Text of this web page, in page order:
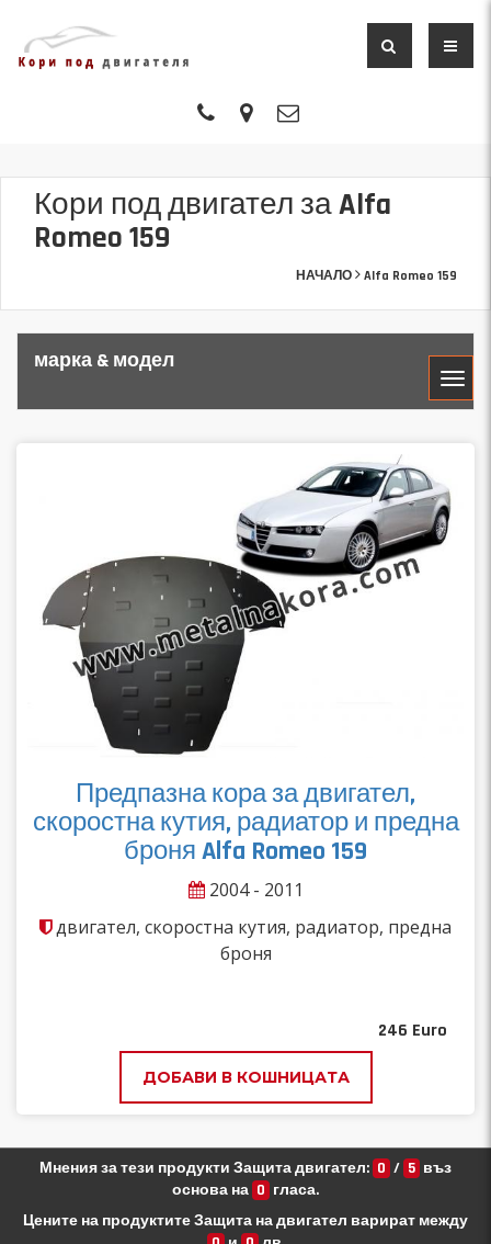
Кори под двигател за Alfa
Romeo 159
НАЧАЛО Alfa Romeo 159
марка & модел
Предпазна кора за двигател,
скоростна кутия, радиатор и предна
броня Alfa Romeo 159
2004 - 2011
двигател, скоростна кутия, радиатор, предна
броня
246 Euro
ДОБАВИ В КОШНИЦАТА
Мнения за тези продукти Защита двигател: 0 / 5 въз
основа на 0 гласа.
Цените на продуктите Защита на двигател варират между